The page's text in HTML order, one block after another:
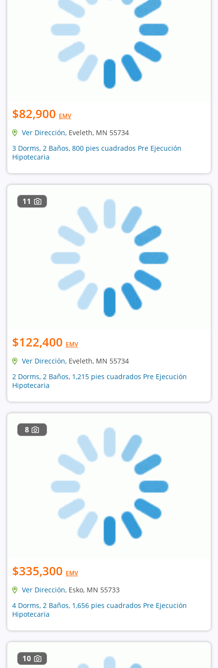
$82,900 EMV
Ver Dirección, Eveleth, MN 55734
3 Dorms, 2 Baños, 800 pies cuadrados Pre Ejecución
Hipotecaria
11
$122,400 EMV
Ver Dirección, Eveleth, MN 55734
2 Dorms, 2 Baños, 1,215 pies cuadrados Pre Ejecución
Hipotecaria
8
$335,300 EMV
Ver Dirección, Esko, MN 55733
4 Dorms, 2 Baños, 1,656 pies cuadrados Pre Ejecución
Hipotecaria
10